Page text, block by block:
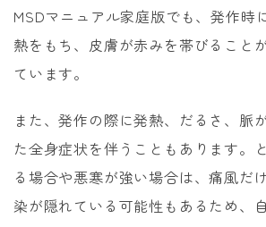
MSDマニュアル家庭版でも、発作時
熱をもち、皮膚が赤みを帯びること
ています。
また、発作の際に発熱、だるさ、脈
た全身症状を伴うこともあります。
る場合や悪寒が強い場合は、痛風だ
染が隠れている可能性もあるため、